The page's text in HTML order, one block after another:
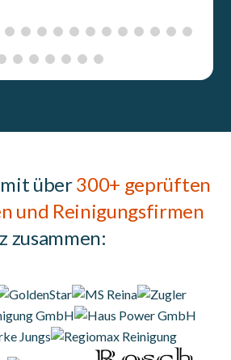
über300+ geprüften
und Reinigungsfirmen
zusammen: